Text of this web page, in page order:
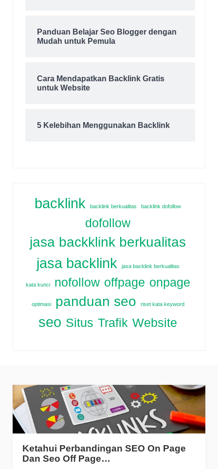
Panduan Belajar Seo Blogger dengan
Mudah untuk Pemula
Cara Mendapatkan Backlink Gratis
untuk Website
5 Kelebihan Menggunakan Backlink
backlink backlink berkualitas backlink dofollow
dofollow
jasa backklink berkualitas
jasa backlink jasa backlink berkualitas
kata kunci nofollow offpage onpage
optimasi panduan seo riset kata keyword
seo Situs Trafik Website
Ketahui Perbandingan SEO On Page
Dan Seo Off Page…